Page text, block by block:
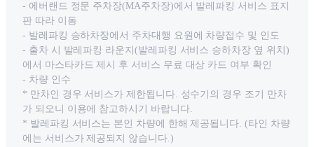
- 에버랜드 정문 주차장(MA주차장)에서 발레파킹 서비스 표지
판 따라 이동
- 발레파킹 승하차장에서 주차대행 요원에 차량접수 및 인도
- 출차 시 발레파킹 라운지(발레파킹 서비스 승하차장 옆 위치)
에서 마스타카드 제시 후 서비스 무료 대상 카드 여부 확인
- 차량 인수
* 만차인 경우 서비스가 제한됩니다. 성수기의 경우 조기 만차
가 되오니 이용에 참고하시기 바랍니다.
* 발레파킹 서비스는 본인 차량에 한해 제공됩니다. (타인 차량
에는 서비스가 제공되지 않습니다.)